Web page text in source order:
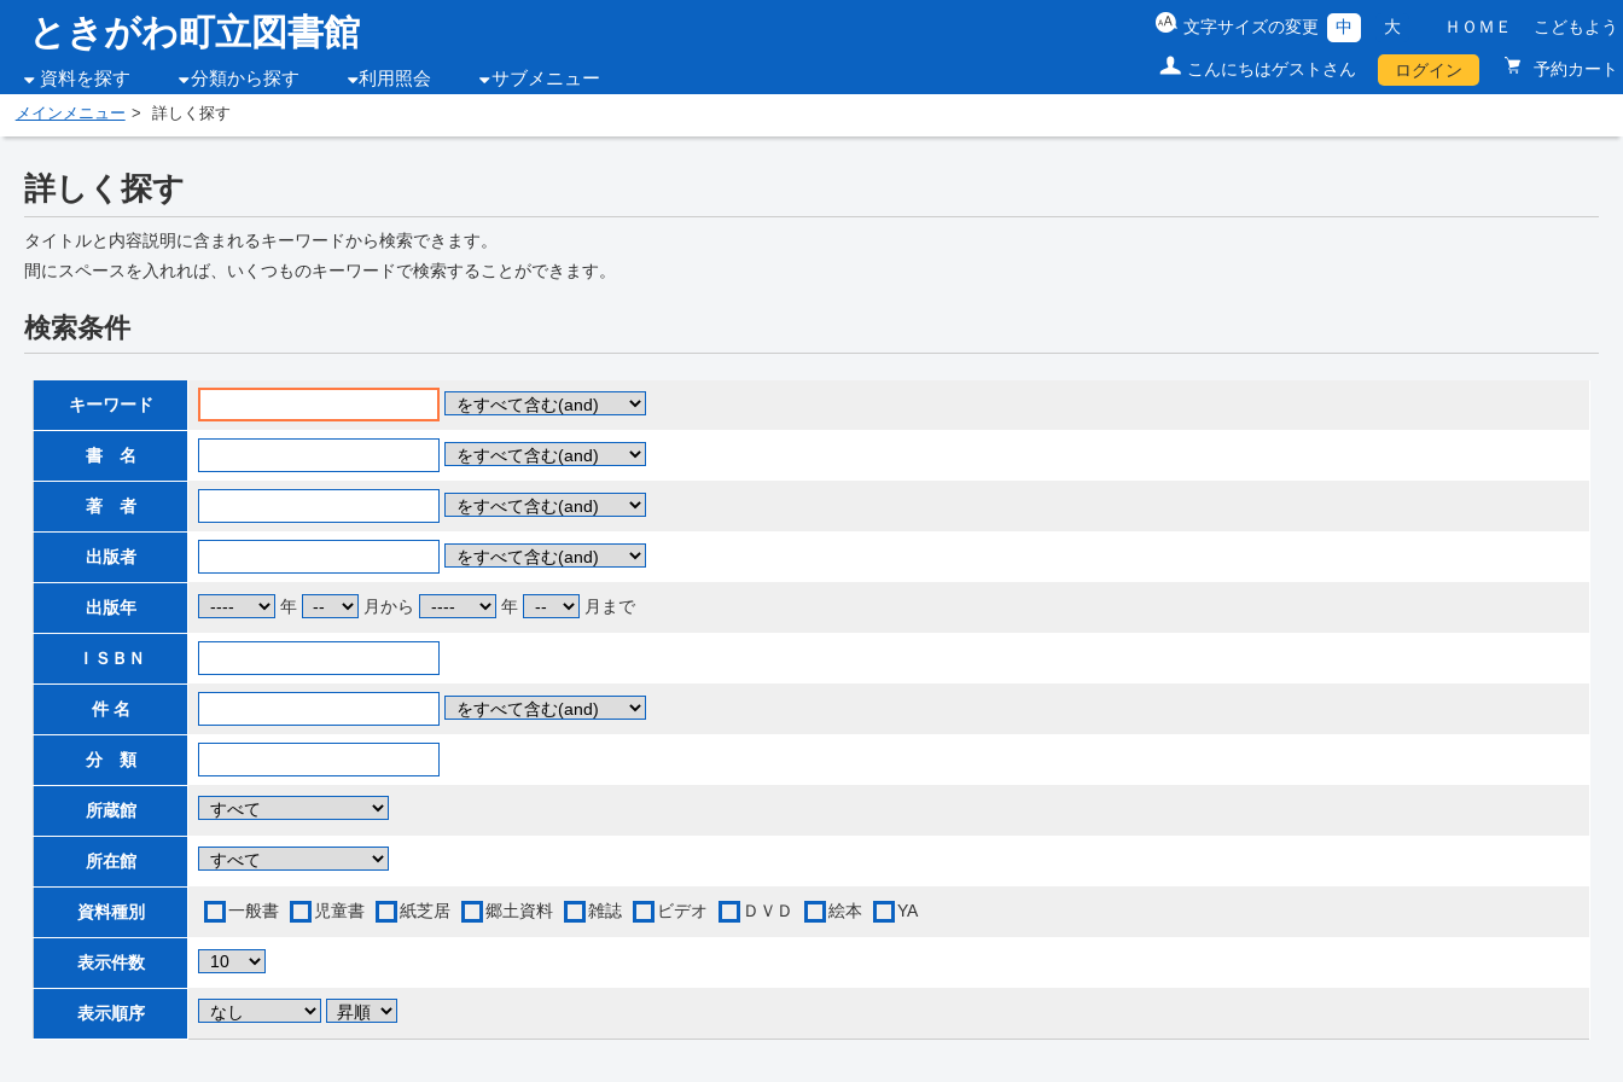
ときがわ町立図書館
資料を探す 分類から探す 利用照会 サブメニュー
文字サイズの変更 中 大 ＨＯＭＥ こどもよう
こんにちはゲストさん ログイン 予約カート
メインメニュー 詳しく探す
詳しく探す
タイトルと内容説明に含まれるキーワードから検索できます。
間にスペースを入れれば、いくつものキーワードで検索することができます。
検索条件
キーワード
書 名
著 者
出版者
出版年 年 月から 年 月まで
ＩＳＢＮ
件 名
分 類
所蔵館
所在館
資料種別 一般書 児童書 紙芝居 郷土資料 雑誌 ビデオ ＤＶＤ 絵本 YA
表示件数
表示順序